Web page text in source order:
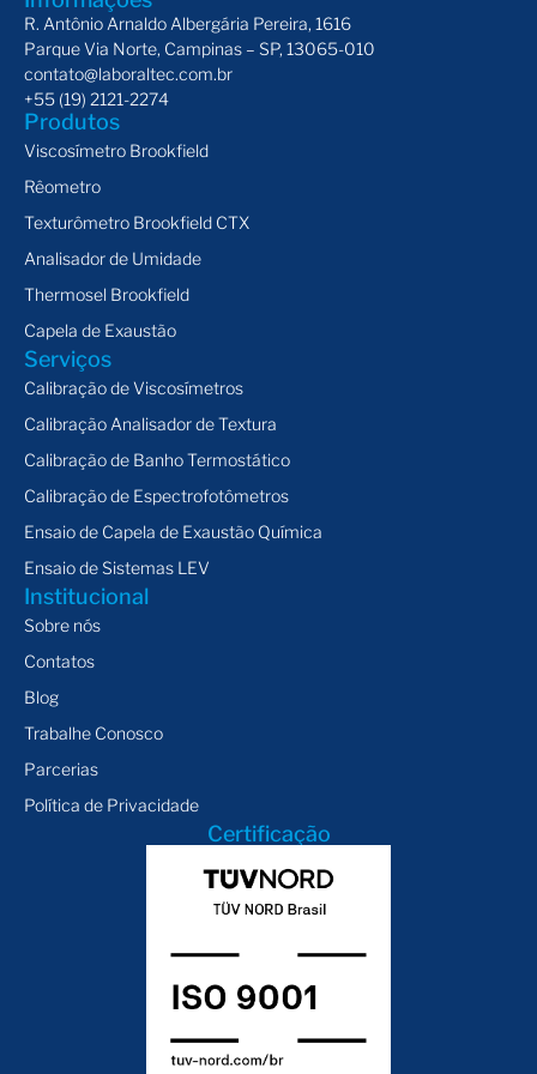
R. Antônio Arnaldo Albergária Pereira, 1616
Parque Via Norte, Campinas – SP, 13065-010
contato@laboraltec.com.br
+55 (19) 2121-2274
Produtos
Viscosímetro Brookfield
Rêometro
Texturômetro Brookfield CTX
Analisador de Umidade
Thermosel Brookfield
Capela de Exaustão
Serviços
Calibração de Viscosímetros
Calibração Analisador de Textura
Calibração de Banho Termostático
Calibração de Espectrofotômetros
Ensaio de Capela de Exaustão Química
Ensaio de Sistemas LEV
Institucional
Sobre nós
Contatos
Blog
Trabalhe Conosco
Parcerias
Política de Privacidade
Certificação